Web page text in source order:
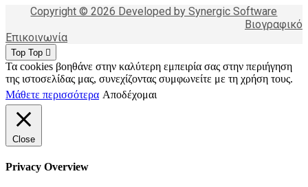
Copyright © 2026 Developed by Synergic Software
Βιογραφικό
Επικοινωνία
Top Top
Τα cookies βοηθάνε στην καλύτερη εμπειρία σας στην περιήγηση
της ιστοσελίδας μας, συνεχίζοντας συμφωνείτε με τη χρήση τους.
Μάθετε περισσότερα Αποδέχομαι
Close
Privacy Overview